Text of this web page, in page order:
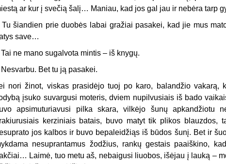
ar kur į svečią šalį… Maniau, kad jos gal jau ir nebėra tarp
Tu šiandien prie duobės labai gražiai pasakei, kad jie mus
save…
ne mano sugalvota mintis – iš knygų.
Bet tu ją pasakei.
nori žinot, viskas prasidėjo tuoj po karo, balandžio vakarą,
įsuko suvargusi moteris, dviem nupilvusiais iš bado
apsimuturiavusi pilka skara, vilkėjo šunų apkandžiotu
kerziniais batais, buvo matyt tik plikos blauzdos,
jos kalbos ir buvo bepaleidžiąs iš būdos šunį. Bet ir
nesuprantamus žodžius, rankų gestais paaiškino,
Laimė, tuo metu aš, nebaigusi liuobos, išėjau į lauką –